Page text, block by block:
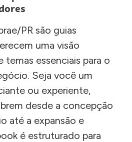
PR são guias
uma visão
temas essenciais para o
Seja você um
ou experiente,
desde a concepção
até a expansão e
é estruturado para